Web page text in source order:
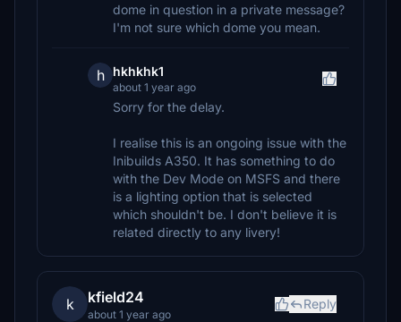
dome in question in a private message?
I'm not sure which dome you mean.
h hkhkhk1
about 1 year ago
Sorry for the delay.
I realise this is an ongoing issue with the
Inibuilds A350. It has something to do
with the Dev Mode on MSFS and there
is a lighting option that is selected
which shouldn't be. I don't believe it is
related directly to any livery!
k kfield24
about 1 year ago
Reply